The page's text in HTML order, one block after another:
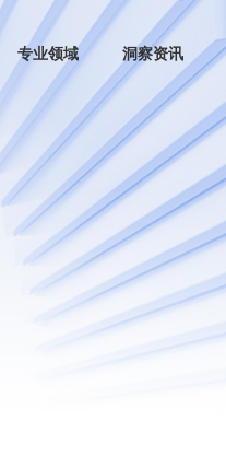
专业领域 洞察资讯